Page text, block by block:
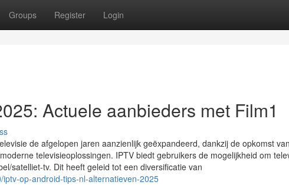
Groups Register Login
Actuele aanbieders met Film1
de afgelopen jaren aanzienlijk geëxpandeerd, dankzij de opkomst van
televisieoplossingen. IPTV biedt gebruikers de mogelijkheid om
satelliet-tv. Dit heeft geleid tot een diversificatie van
op-android-tips-nl-alternatieven-2025